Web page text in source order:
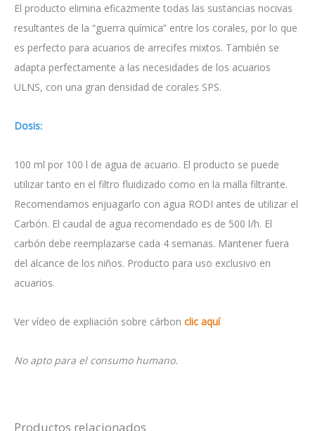
El producto elimina eficazmente todas las sustancias nocivas
resultantes de la “guerra química” entre los corales, por lo que
es perfecto para acuarios de arrecifes mixtos. También se
adapta perfectamente a las necesidades de los acuarios
ULNS, con una gran densidad de corales SPS.
Dosis:
100 ml por 100 l de agua de acuario. El producto se puede
utilizar tanto en el filtro fluidizado como en la malla filtrante.
Recomendamos enjuagarlo con agua RODI antes de utilizar el
Carbón. El caudal de agua recomendado es de 500 l/h. El
carbón debe reemplazarse cada 4 semanas. Mantener fuera
del alcance de los niños. Producto para uso exclusivo en
acuarios.
Ver vídeo de expliación sobre cárbon clic aquí
No apto para el consumo humano.
Productos relacionados